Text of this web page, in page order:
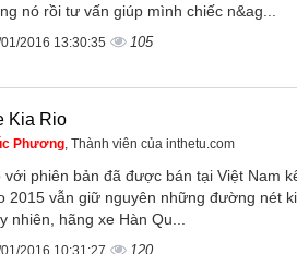
nó rồi tư vấn giúp mình chiếc n&ag...
2016 13:30:35 105
Kia Rio
Phương , Thành viên của inthetu.com
với phiên bản đã được bán tại Việt Nam
2015 vẫn giữ nguyên những đường nét
nhiên, hãng xe Hàn Qu...
2016 10:31:27 120